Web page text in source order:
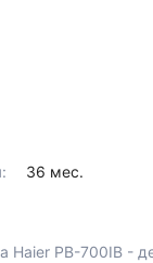
36 мес.
Haier PB-700IB -